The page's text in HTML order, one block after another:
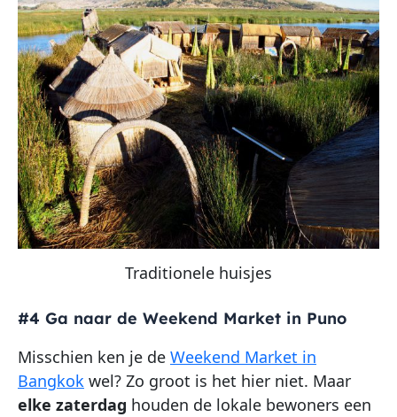
Traditionele huisjes
#4 Ga naar de Weekend Market in Puno
Misschien ken je de Weekend Market in
Bangkok wel? Zo groot is het hier niet. Maar
elke zaterdag houden de lokale bewoners een